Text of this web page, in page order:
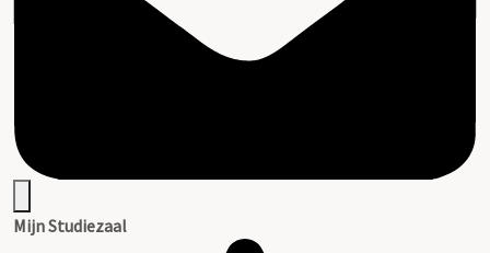
Mijn Studiezaal